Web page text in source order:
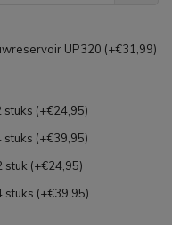
UP320 (+€31,99)
(+€24,95)
(+€39,95)
stuk (+€24,95)
(+€39,95)